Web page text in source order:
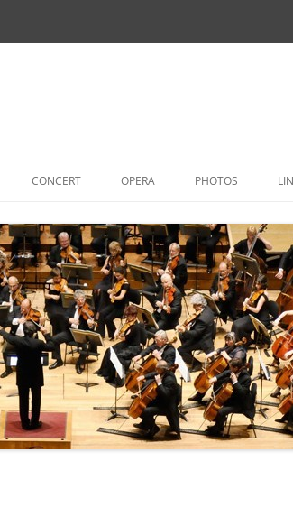
CONCERT
WORLD FIRST PERFORMANCES
(SELECTION)
OPERA
OPERA – PREFERRED REPERTOIRE
PHOTOS